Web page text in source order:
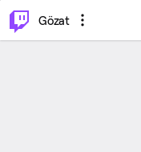
Gözat